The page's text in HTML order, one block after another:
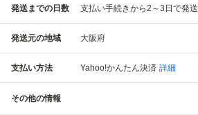
発送までの日数 支払い手続きから2～3日で発送
発送元の地域 大阪府
支払い方法 Yahoo!かんたん決済 詳細
その他の情報